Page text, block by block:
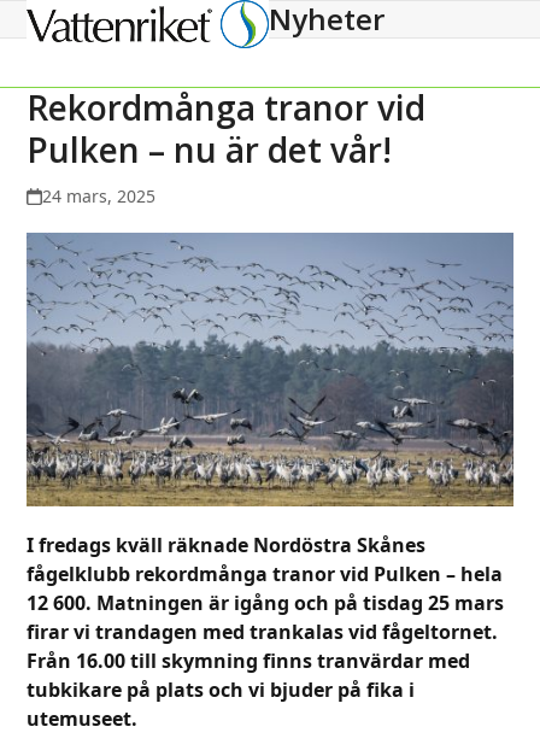
Open
menu
Close
menu
Nyheter
Rekordmånga tranor vid
Pulken – nu är det vår!
24 mars, 2025
I fredags kväll räknade Nordöstra Skånes
fågelklubb rekordmånga tranor vid Pulken – hela
12 600. Matningen är igång och på tisdag 25 mars
firar vi trandagen med trankalas vid fågeltornet.
Från 16.00 till skymning finns tranvärdar med
tubkikare på plats och vi bjuder på fika i
utemuseet.